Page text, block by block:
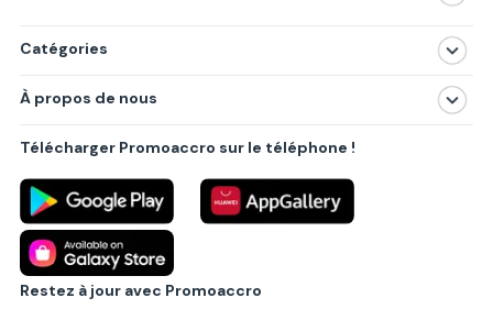
Catégories
Produits
Villes principales
À propos de nous
Politique de confidentialité
Règlements
Partenariat B2B
Blog
Contact
Télécharger Promoaccro sur le téléphone !
Restez à jour avec Promoaccro